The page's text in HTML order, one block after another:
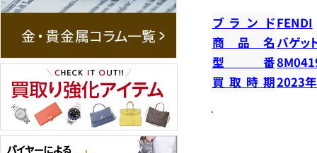
ブランドFENDI
商品名 バゲッ
型番
買取時期2023